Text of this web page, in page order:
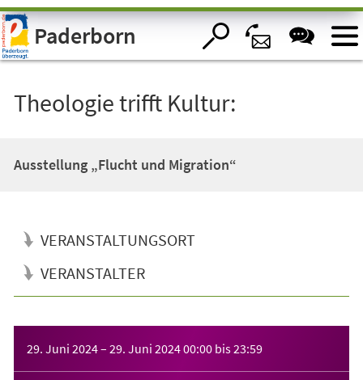
Visuelle
Assistenzsoftware
öffnen.Paderborn
Theologie trifft Kultur:
Ausstellung „Flucht und Migration“
VERANSTALTUNGSORT
VERANSTALTER
29. Juni 2024– 29. Juni 202400:00 bis23:59